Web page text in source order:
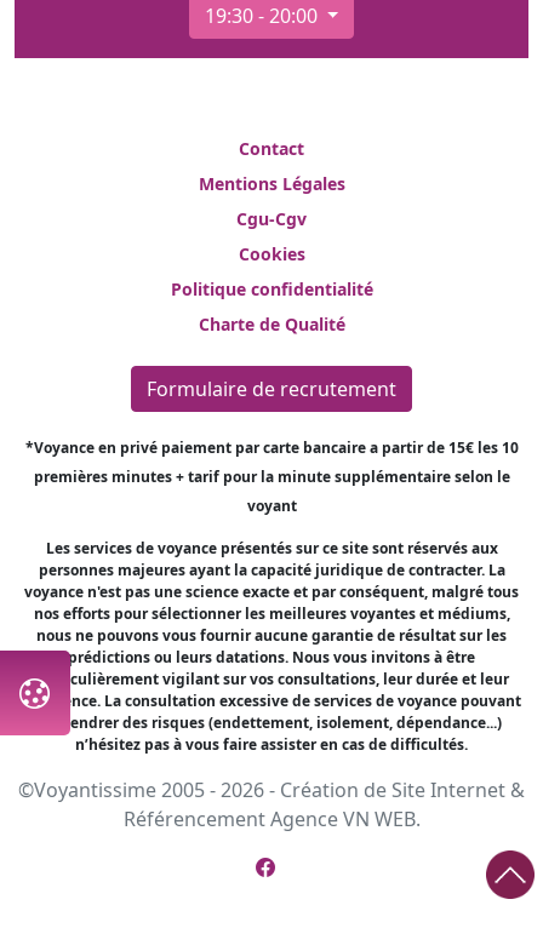
19:30 - 20:00
Contact
Mentions Légales
Cgu-Cgv
Cookies
Politique confidentialité
Charte de Qualité
Formulaire de recrutement
*Voyance en privé paiement par carte bancaire a partir de 15€ les 10
premières minutes + tarif pour la minute supplémentaire selon le
voyant
Les services de voyance présentés sur ce site sont réservés aux
personnes majeures ayant la capacité juridique de contracter. La
voyance n'est pas une science exacte et par conséquent, malgré tous
nos efforts pour sélectionner les meilleures voyantes et médiums,
nous ne pouvons vous fournir aucune garantie de résultat sur les
prédictions ou leurs datations. Nous vous invitons à être
particulièrement vigilant sur vos consultations, leur durée et leur
fréquence. La consultation excessive de services de voyance pouvant
engendrer des risques (endettement, isolement, dépendance...)
n’hésitez pas à vous faire assister en cas de difficultés.
©Voyantissime 2005 - 2026 - Création de Site Internet &
RéférencementAgence VN WEB.